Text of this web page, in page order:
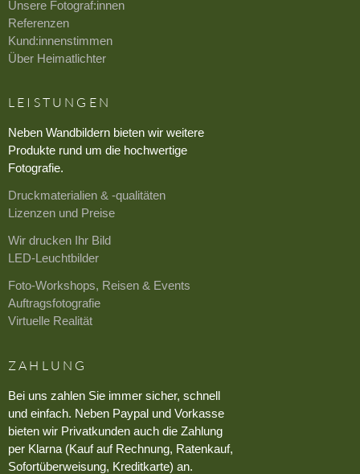
Unsere Fotograf:innen
Referenzen
Kund:innenstimmen
Über Heimatlichter
LEISTUNGEN
Neben Wandbildern bieten wir weitere
Produkte rund um die hochwertige
Fotografie.
Druckmaterialien & -qualitäten
Lizenzen und Preise
Wir drucken Ihr Bild
LED-Leuchtbilder
Foto-Workshops, Reisen & Events
Auftragsfotografie
Virtuelle Realität
ZAHLUNG
Bei uns zahlen Sie immer sicher, schnell
und einfach. Neben Paypal und Vorkasse
bieten wir Privatkunden auch die Zahlung
per Klarna (Kauf auf Rechnung, Ratenkauf,
Sofortüberweisung, Kreditkarte) an.